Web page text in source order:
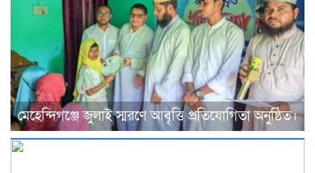
মেহেন্দিগঞ্জে জুলাই স্মরণে আবৃত্তি প্রতিযোগিতা অনুষ্ঠিত।